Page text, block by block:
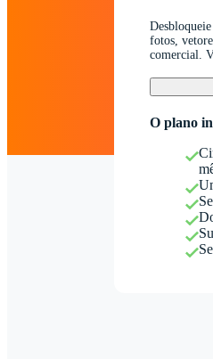
fotos,
comercial.
O plano